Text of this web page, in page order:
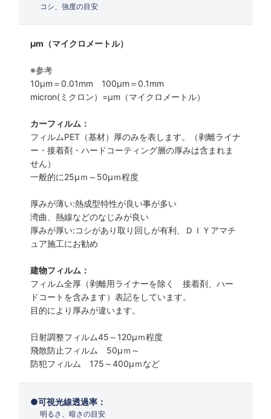
コシ、強度の目安
μm（マイクロメートル）
※参考
10μm＝0.01mm 100μm＝0.1mm
micron(ミクロン）=µm（マイクロメートル）
カーフィルム：
フィルムPET（基材）厚のみを表します。（剥離ライナ
ー・接着剤・ハードコーティング層の厚みは含まれま
せん）
一般的に25µｍ～50µｍ程度
厚みが薄い:熱成型特性が良い事が多い
湾曲、熱線などのなじみが良い
厚みが厚い:コシがあり取り回しが有利、ＤＩＹアマチ
ュア施工にお勧め
建物フィルム：
フィルム全厚（剥離用ライナーを除く 接着剤、ハー
ドコートを含みます）表記をしています。
目的により厚みが違います。
日射調整フィルム45～120µｍ程度
飛散防止フィルム 50µｍ～
防犯フィルム 175～400µｍなど
可視光線透過率：
明るさ、暗さの目安